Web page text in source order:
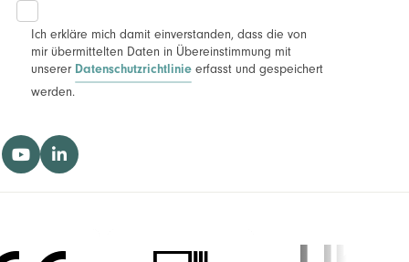
Ich erkläre mich damit einverstanden, dass die von
mir übermittelten Daten in Übereinstimmung mit
unserer Datenschutzrichtlinieerfasst und gespeichert
werden.